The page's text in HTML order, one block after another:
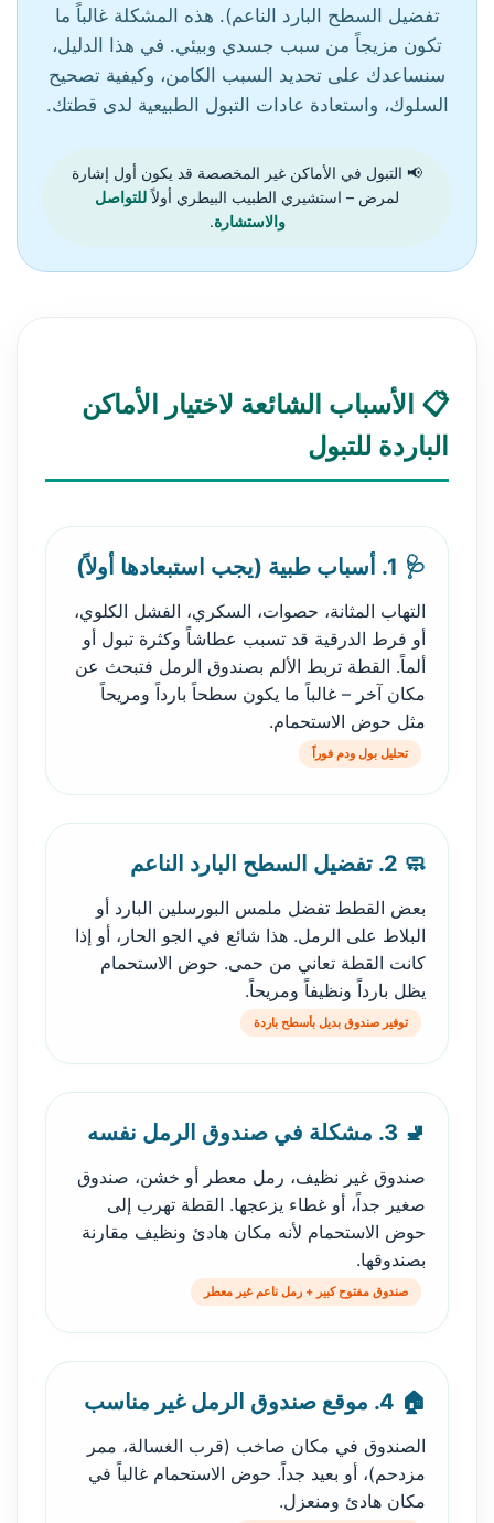
تفضيل السطح البارد الناعم). هذه المشكلة غالباً ما
تكون مزيجاً من سبب جسدي وبيئي. في هذا الدليل،
سنساعدك على تحديد السبب الكامن، وكيفية تصحيح
السلوك، واستعادة عادات التبول الطبيعية لدى قطتك.
📢 التبول في الأماكن غير المخصصة قد يكون أول إشارة
لمرض – استشيري الطبيب البيطري أولاًللتواصل
والاستشارة.
📋 الأسباب الشائعة لاختيار الأماكن
الباردة للتبول
🩺 1. أسباب طبية (يجب استبعادها أولاً)
التهاب المثانة، حصوات، السكري، الفشل الكلوي،
أو فرط الدرقية قد تسبب عطاشاً وكثرة تبول أو
ألماً. القطة تربط الألم بصندوق الرمل فتبحث عن
مكان آخر – غالباً ما يكون سطحاً بارداً ومريحاً
مثل حوض الاستحمام.
تحليل بول ودم فوراً
🧼 2. تفضيل السطح البارد الناعم
بعض القطط تفضل ملمس البورسلين البارد أو
البلاط على الرمل. هذا شائع في الجو الحار، أو إذا
كانت القطة تعاني من حمى. حوض الاستحمام
يظل بارداً ونظيفاً ومريحاً.
توفير صندوق بديل بأسطح باردة
🚽 3. مشكلة في صندوق الرمل نفسه
صندوق غير نظيف، رمل معطر أو خشن، صندوق
صغير جداً، أو غطاء يزعجها. القطة تهرب إلى
حوض الاستحمام لأنه مكان هادئ ونظيف مقارنة
بصندوقها.
صندوق مفتوح كبير + رمل ناعم غير معطر
🏠 4. موقع صندوق الرمل غير مناسب
الصندوق في مكان صاخب (قرب الغسالة، ممر
مزدحم)، أو بعيد جداً. حوض الاستحمام غالباً في
مكان هادئ ومنعزل.